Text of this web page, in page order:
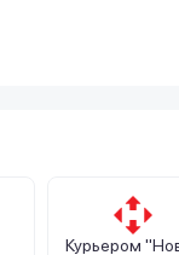
Курьером